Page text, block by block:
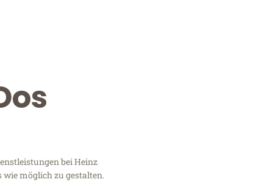
bei Heinz
wie möglich zu gestalten.